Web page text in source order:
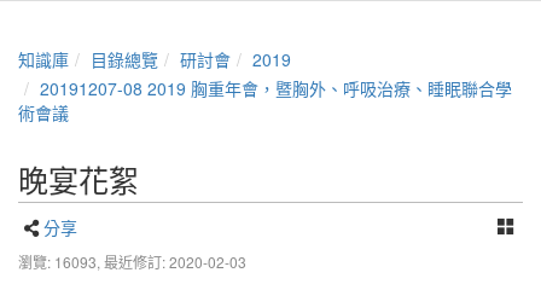
知識庫 目錄總覽 研討會
2019
20191207-08 2019 胸重年會，暨胸外、呼吸治療、睡眠聯合學
術會議
晚宴花絮
分享
瀏覽: 16093, 最近修訂: 2020-02-03